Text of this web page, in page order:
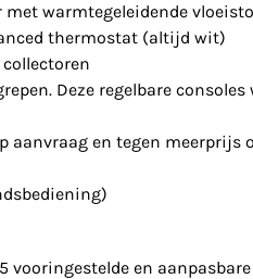
warmtegeleidende
thermostat (altijd wit)
Deze regelbare consoles
aanvraag en tegen meerprijs
vooringestelde en